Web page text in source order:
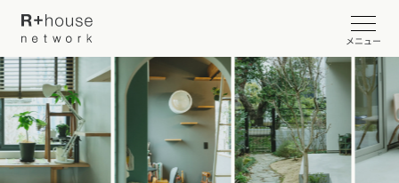
メニュー
イベント・見学会を探す
カタログ請求する